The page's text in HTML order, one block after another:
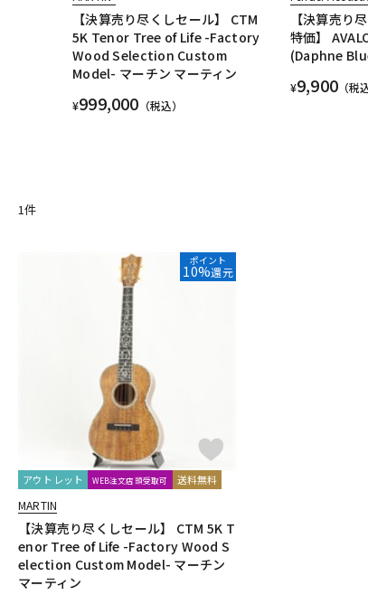
【決算売り尽くしセール】 CTM
5K Tenor Tree of Life -Factory
Wood Selection Custom
Model- マーチン マーティン
¥999,000 （税込）
【決算売り
特価】
(Daphne
¥9,900 （税
1件
ポイント
10%還元
アウトレット WEB注文店頭受取可 送料無料
MARTIN
【決算売り尽くしセール】 CTM 5K T
enor Tree of Life -Factory Wood S
election Custom Model- マーチン
マーティン